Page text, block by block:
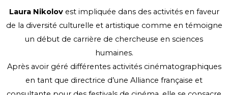
Laura Nikolovest impliquée dans des activités en faveur
de la diversité culturelle et artistique comme en témoigne
un début de carrière de chercheuse en sciences
humaines.
Après avoir géré différentes activités cinématographiques
en tant que directrice d’une Alliance française et